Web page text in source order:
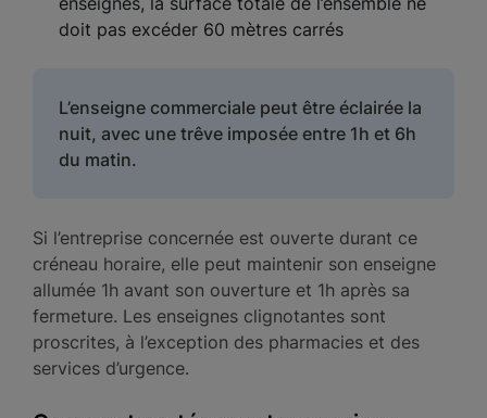
doit pas excéder 60 mètres carrés
L’enseigne commerciale peut être éclairée la
nuit, avec une trêve imposée entre 1h et 6h
du matin.
Si l’entreprise concernée est ouverte durant ce
créneau horaire, elle peut maintenir son enseigne
allumée 1h avant son ouverture et 1h après sa
fermeture. Les enseignes clignotantes sont
proscrites, à l’exception des pharmacies et des
services d’urgence.